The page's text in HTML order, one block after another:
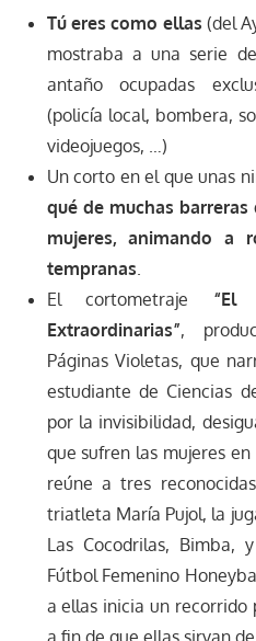
Tú eres como ellas (del
mostraba a una serie
antaño ocupadas
(policía local, bombera,
videojuegos, …)
Un corto en el que unas
qué de muchas
mujeres, animando a
tempranas.
El cortometraje “El
Extraordinarias”,
Páginas Violetas, que
estudiante de Ciencias
por la invisibilidad,
que sufren las mujeres
reúne a tres
triatleta María Pujol, la
Las Cocodrilas, Bimba,
Fútbol Femenino
a ellas inicia un recorrido